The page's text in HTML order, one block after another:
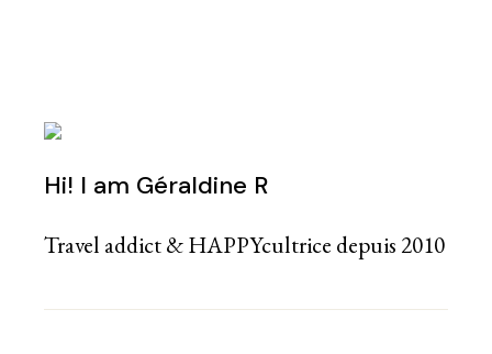
Hi! I am Géraldine R
Travel addict & HAPPYcultrice depuis 2010